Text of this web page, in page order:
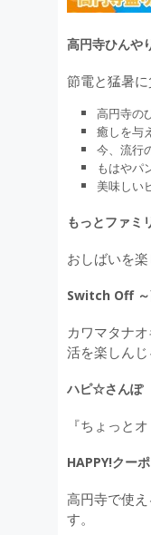
高円寺ひんや
節電と猛暑に
高円寺の
癒しを与
今、流行
もはやパ
美味しい
もっとファミ
おしばいを楽
Switch Off ～
カワマタナ
活を楽しんじ
ハピ☆さんぽ
『ちょっと
HAPPY!クー
高円寺で使
す。